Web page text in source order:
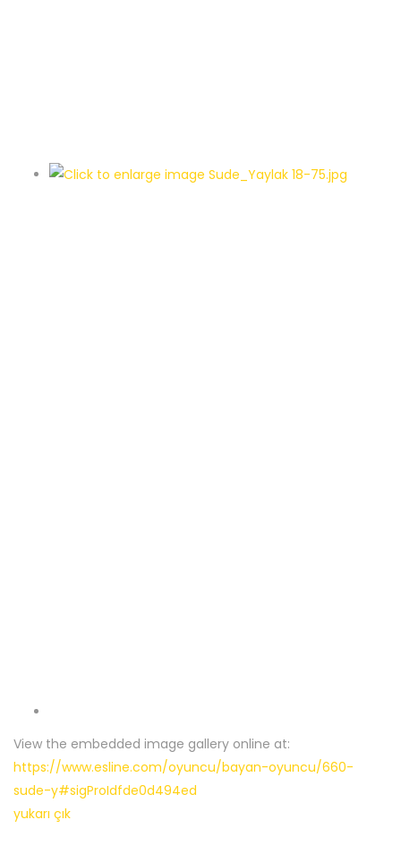
View the embedded image gallery online at:
https://www.esline.com/oyuncu/bayan-oyuncu/660-
sude-y#sigProIdfde0d494ed
yukarı çık